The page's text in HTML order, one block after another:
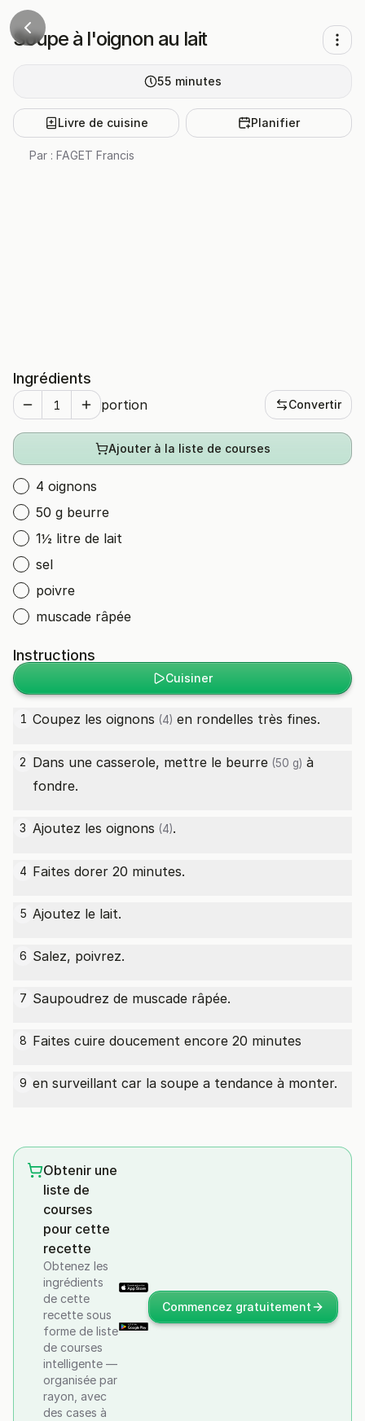
Soupe à l'oignon au lait
55 minutes
Livre de cuisine Planifier
Par : FAGET Francis
Ingrédients
portion Convertir
Ajouter à la liste de courses
4 oignons
50 g beurre
1½ litre de lait
sel
poivre
muscade râpée
Instructions
Cuisiner
1 Coupez les oignons (4) en rondelles très fines.
2 Dans une casserole, mettre le beurre (50 g) à
fondre.
3 Ajoutez les oignons (4).
4 Faites dorer 20 minutes.
5 Ajoutez le lait.
6 Salez, poivrez.
7 Saupoudrez de muscade râpée.
8 Faites cuire doucement encore 20 minutes
9 en surveillant car la soupe a tendance à monter.
Obtenir une
liste de
courses
pour cette
recette
Obtenez les
ingrédients
de cette
recette sous
forme de liste
de courses
intelligente —
organisée par
rayon, avec
des cases à
Commencez gratuitement